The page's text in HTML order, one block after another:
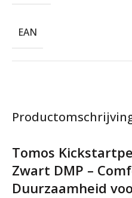
Tomos
Zwart DMP –
Duurzaamheid
EAN